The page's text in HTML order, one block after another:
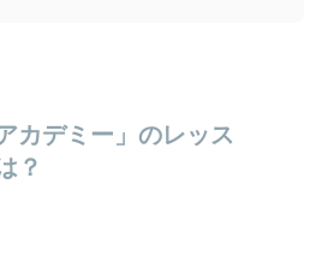
カデミー」のレッス
？